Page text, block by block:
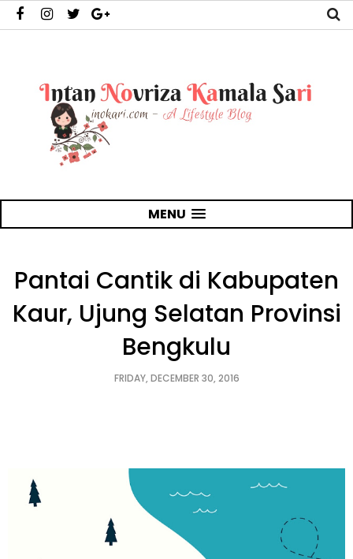
MENU
Pantai Cantik di Kabupaten
Kaur, Ujung Selatan Provinsi
Bengkulu
FRIDAY, DECEMBER 30, 2016